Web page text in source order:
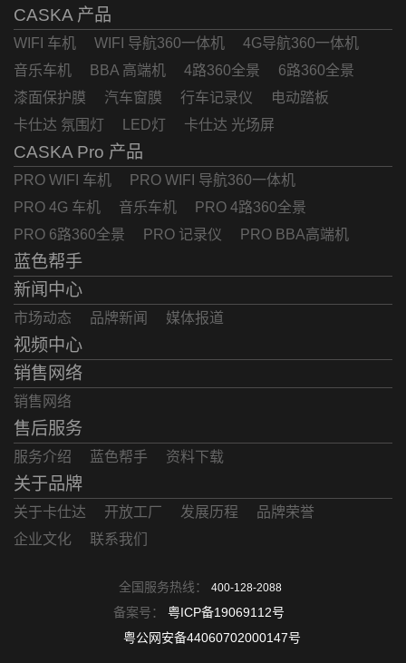
CASKA 产品
WIFI 车机 WIFI 导航360一体机
4G导航360一体机
音乐车机
BBA 高端机 4路360全景
6路360全景
漆面保护膜
汽车窗膜 行车记录仪
电动踏板
卡仕达 氛围灯
LED灯 卡仕达 光场屏
CASKA Pro 产品
PRO WIFI 车机
PRO WIFI 导航360一体机
PRO 4G 车机
音乐车机
PRO 4路360全景
PRO 6路360全景
PRO 记录仪 PRO BBA高端机
蓝色帮手
新闻中心
市场动态 品牌新闻 媒体报道
视频中心
销售网络
销售网络
售后服务
服务介绍 蓝色帮手 资料下载
关于品牌
关于卡仕达 开放工厂 发展历程
品牌荣誉
企业文化
联系我们
全国服务热线： 400-128-2088
备案号： 粤ICP备19069112号
粤公网安备44060702000147号